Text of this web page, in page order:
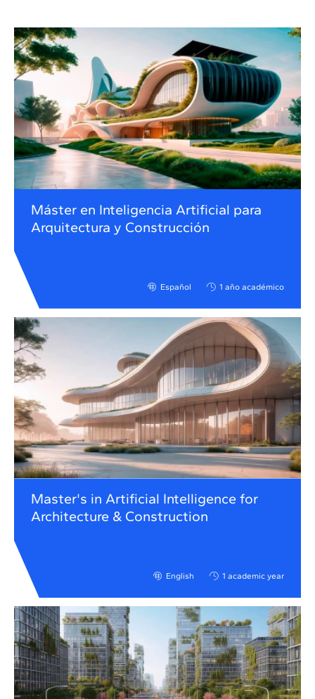
Máster en Inteligencia Artificial para
Arquitectura y Construcción
Español 1 año académico
Master's in Artificial Intelligence for
Architecture & Construction
English 1 academic year